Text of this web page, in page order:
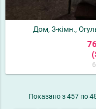
Дом, 3-кімн.,
Показано з 457 по